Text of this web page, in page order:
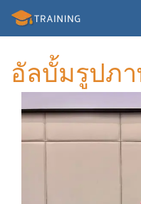
อัลบั้มรูปภ